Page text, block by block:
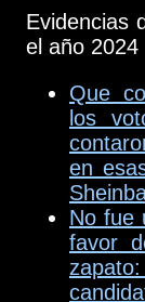
Evidencias
el año 2024
Que
los
en
No fue
favor